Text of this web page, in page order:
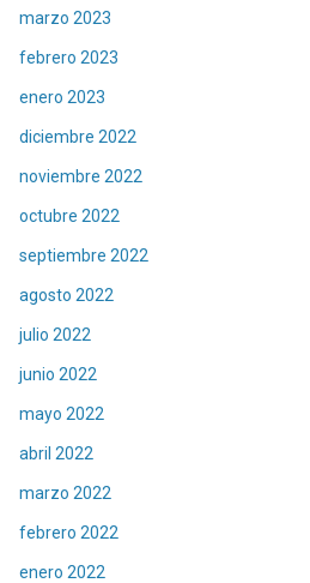
marzo 2023
febrero 2023
enero 2023
diciembre 2022
noviembre 2022
octubre 2022
septiembre 2022
agosto 2022
julio 2022
junio 2022
mayo 2022
abril 2022
marzo 2022
febrero 2022
enero 2022